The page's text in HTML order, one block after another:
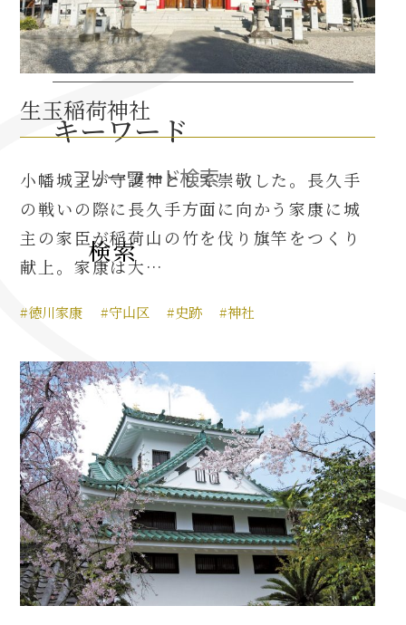
秀吉功路
織田信長と名古屋の関係
信長グルメ・土産一覧
信長攻路
家康関連 史跡 一覧
家康グルメ・土産 一覧
名古屋＜家康＞観光モデルコース
前田利家と名古屋の関係
キーワード
生玉稲荷神社
小幡城主が守護神として崇敬した。長久手
の戦いの際に長久手方面に向かう家康に城
主の家臣が稲荷山の竹を伐り旗竿をつくり
献上。家康は大…
#徳川家康 #守山区 #史跡 #神社